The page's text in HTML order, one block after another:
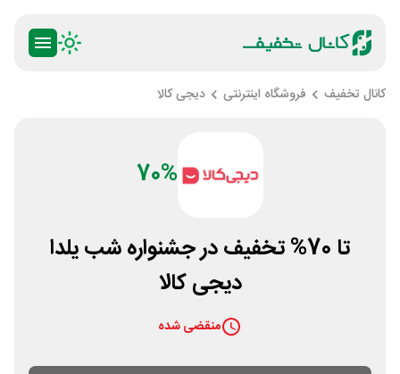
کانال تخفیف فروشگاه اینترنتی دیجی کالا
70%
تا 70% تخفیف در جشنواره شب یلدا
دیجی کالا
منقضی شده